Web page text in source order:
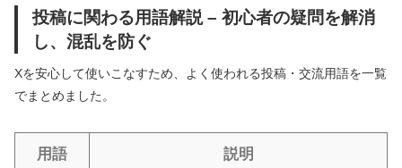
投稿に関わる用語解説 – 初心者の疑問を解消
し、混乱を防ぐ
Xを安心して使いこなすため、よく使われる投稿・交流用語を一覧
でまとめました。
用語 説明